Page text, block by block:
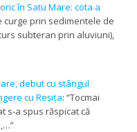
în Satu Mare: cota a
curge prin sedimentele de
subteran prin aluviuni),
debut cu stângul
cu Reșița: “Tocmai
s-a spus răspicat că
”